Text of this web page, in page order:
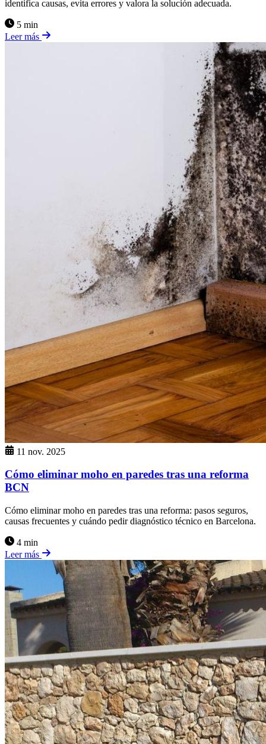
identifica causas, evita errores y valora la solución adecuada.
5 min
Leer más
11 nov. 2025
Cómo eliminar moho en paredes tras una reforma
BCN
Cómo eliminar moho en paredes tras una reforma: pasos seguros,
causas frecuentes y cuándo pedir diagnóstico técnico en Barcelona.
4 min
Leer más